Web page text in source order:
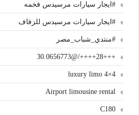
#ايجار سيارات مرسيدس فخمه
#ايجار سيارات مرسيدس للزفاف
#منتدي_شباب_مصر
+++28++++/@30.0656773
4×4 luxury limo
Airport limousine rental
C180